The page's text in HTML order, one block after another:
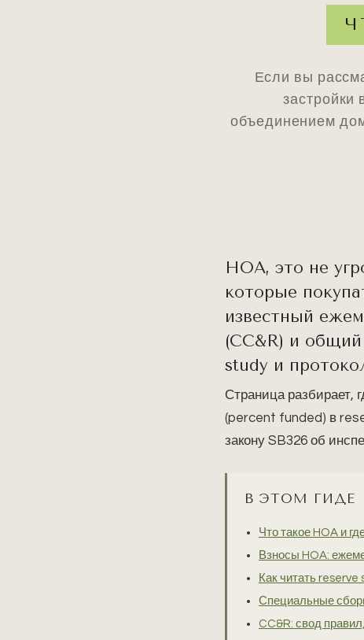
Если вы
застройки
объединением
HOA, это не
которые
известный
(CC&R) и
study и
Страница разбирает,
(percent funded) в
закону SB326 об
В ЭТОМ ГИДЕ
Что такое HOA и
Взносы HOA:
Как читать reserve
Специальные
CC&R: свод